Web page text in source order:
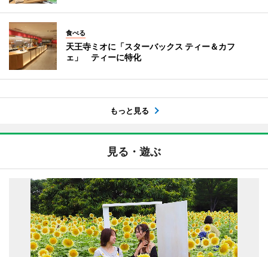
食べる
天王寺ミオに「スターバックス ティー＆カフ
ェ」 ティーに特化
もっと見る
見る・遊ぶ